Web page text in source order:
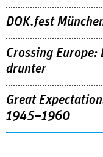
DOK.fest
Crossing
drunter
Great
1945–1960